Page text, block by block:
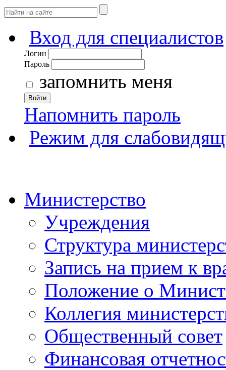
Вход для специалистов
Логин
Пароль
запомнить меня
Войти
Напомнить пароль
Режим для
Министерство
Учреждения
Структура
Запись на прием к
Положение о
Коллегия
Общественный совет
Финансовая